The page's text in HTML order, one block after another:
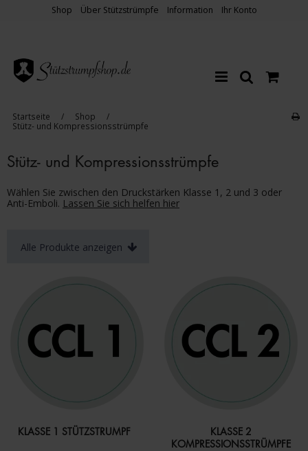
Shop Über Stützstrümpfe Information Ihr Konto
Startseite / Shop
/
Stütz- und Kompressionsstrümpfe
Stütz- und Kompressionsstrümpfe
Wählen Sie zwischen den Druckstärken Klasse 1, 2 und 3 oder
Anti-Emboli. Lassen Sie sich helfen hier
Alle Produkte anzeigen
KLASSE 1 STÜTZSTRUMPF
KLASSE 2
KOMPRESSIONSSTRÜMPFE